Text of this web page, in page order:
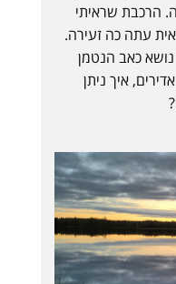
הרכבת שראיתי
עתה כה זעירה.
כאב הנטמן
איך ניתן